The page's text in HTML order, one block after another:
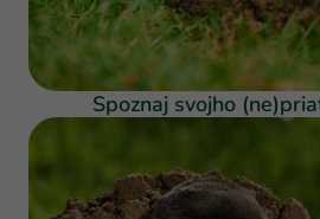
Spoznaj svojho